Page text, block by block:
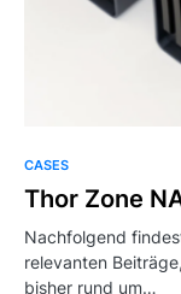
CASES
Thor Zone
Nachfolgend
relevanten
bisher rund um…